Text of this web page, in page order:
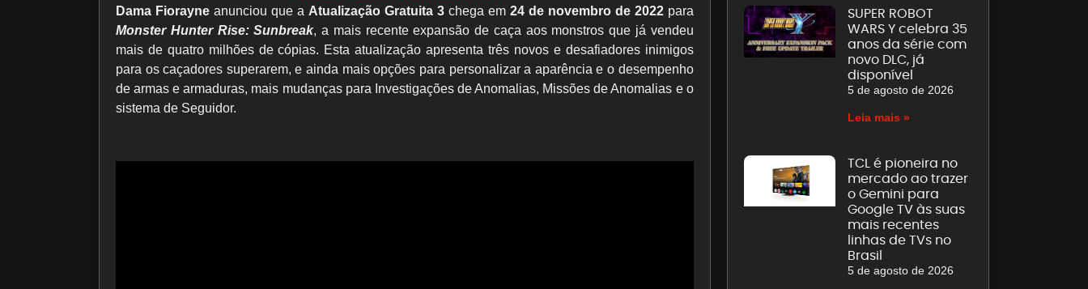
Dama Fiorayneanunciou que a Atualização Gratuita 3chega em 24 de novembro de 2022para
Monster Hunter Rise: Sunbreak, a mais recente expansão de caça aos monstros que já vendeu
mais de quatro milhões de cópias. Esta atualização apresenta três novos e desafiadores inimigos
para os caçadores superarem, e ainda mais opções para personalizar a aparência e o desempenho
de armas e armaduras, mais mudanças para Investigações de Anomalias, Missões de Anomalias e o
sistema de Seguidor.
SUPER ROBOT
WARS Y celebra 35
anos da série com
novo DLC, já
disponível
5 de agosto de 2026
Leia mais »
TCL é pioneira no
mercado ao trazer
o Gemini para
Google TV às suas
mais recentes
linhas de TVs no
Brasil
5 de agosto de 2026